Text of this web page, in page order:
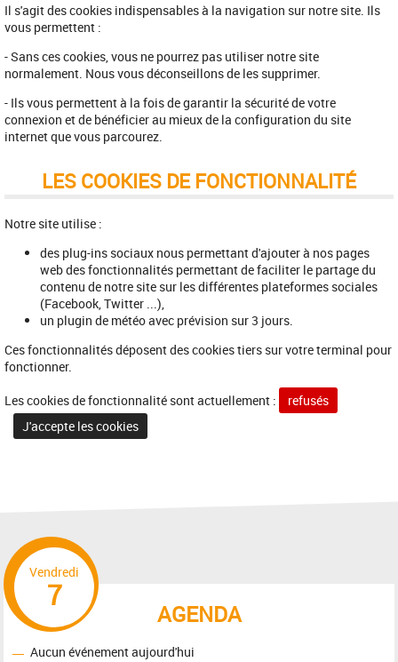
Il s'agit des cookies indispensables à la navigation sur notre site. Ils
vous permettent :
- Sans ces cookies, vous ne pourrez pas utiliser notre site
normalement. Nous vous déconseillons de les supprimer.
- Ils vous permettent à la fois de garantir la sécurité de votre
connexion et de bénéficier au mieux de la configuration du site
internet que vous parcourez.
LES COOKIES DE FONCTIONNALITÉ
Notre site utilise :
des plug-ins sociaux nous permettant d'ajouter à nos pages
web des fonctionnalités permettant de faciliter le partage du
contenu de notre site sur les différentes plateformes sociales
(Facebook, Twitter ...),
un plugin de météo avec prévision sur 3 jours.
Ces fonctionnalités déposent des cookies tiers sur votre terminal pour
fonctionner.
Les cookies de fonctionnalité sont actuellement :
refusés
J'accepte les cookies
AGENDA
Vendredi
7
Aucun événement aujourd'hui